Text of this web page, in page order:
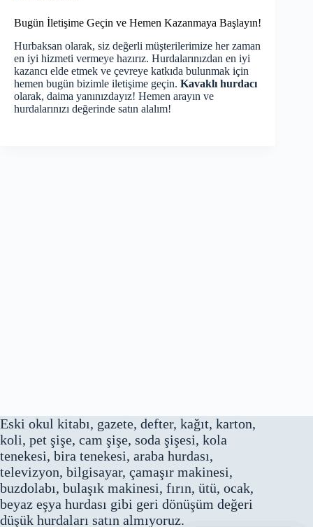
Bugün İletişime Geçin ve Hemen Kazanmaya Başlayın!
Hurbaksan olarak, siz değerli müşterilerimize her zaman
en iyi hizmeti vermeye hazırız. Hurdalarınızdan en iyi
kazancı elde etmek ve çevreye katkıda bulunmak için
hemen bugün bizimle iletişime geçin. Kavaklı hurdacı
olarak, daima yanınızdayız! Hemen arayın ve
hurdalarınızı değerinde satın alalım!
Eski okul kitabı, gazete, defter, kağıt, karton,
koli, pet şişe, cam şişe, soda şişesi, kola
tenekesi, bira tenekesi, araba hurdası,
televizyon, bilgisayar, çamaşır makinesi,
buzdolabı, bulaşık makinesi, fırın, ütü, ocak,
beyaz eşya hurdası gibi geri dönüşüm değeri
düşük hurdaları satın almıyoruz.